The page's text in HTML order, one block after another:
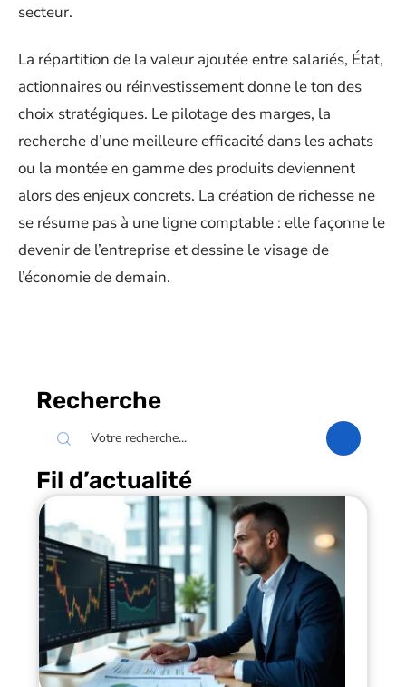
secteur.
La répartition de la valeur ajoutée entre salariés, État,
actionnaires ou réinvestissement donne le ton des
choix stratégiques. Le pilotage des marges, la
recherche d’une meilleure efficacité dans les achats
ou la montée en gamme des produits deviennent
alors des enjeux concrets. La création de richesse ne
se résume pas à une ligne comptable : elle façonne le
devenir de l’entreprise et dessine le visage de
l’économie de demain.
Recherche
Fil d’actualité